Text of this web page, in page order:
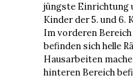
jüngste Einrichtung
Kinder der 5. und 6.
Im vorderen
befinden sich helle
Hausarbeiten
hinteren Bereich